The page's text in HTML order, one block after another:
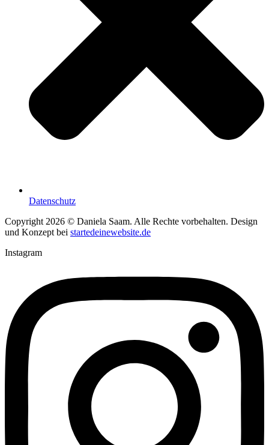
Datenschutz
Copyright 2026 © Daniela Saam. Alle Rechte vorbehalten. Design
und Konzept bei startedeinewebsite.de
Instagram